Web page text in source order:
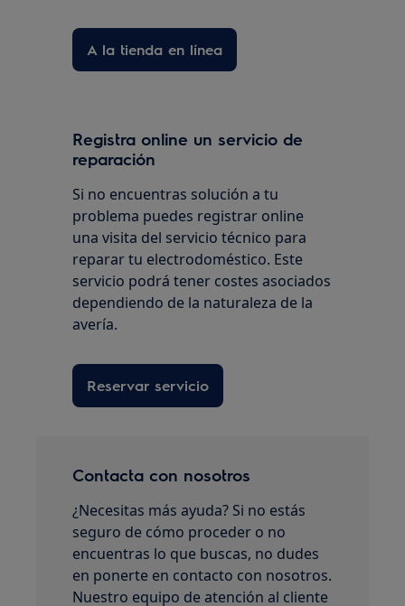
A la tienda en línea
Registra online un servicio de
reparación
Si no encuentras solución a tu
problema puedes registrar online
una visita del servicio técnico para
reparar tu electrodoméstico. Este
servicio podrá tener costes asociados
dependiendo de la naturaleza de la
avería.
Reservar servicio
Contacta con nosotros
¿Necesitas más ayuda? Si no estás
seguro de cómo proceder o no
encuentras lo que buscas, no dudes
en ponerte en contacto con nosotros.
Nuestro equipo de atención al cliente